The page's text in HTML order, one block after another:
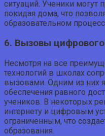
ситуаций. Ученики могут
покидая дома, что
образовательном
6. Вызовы цифрового
Несмотря на все
технологий в школах
вызовами. Одним из них
обеспечения равного
учеников. В некоторых
интернету и цифровым
ограниченным, что
образования.